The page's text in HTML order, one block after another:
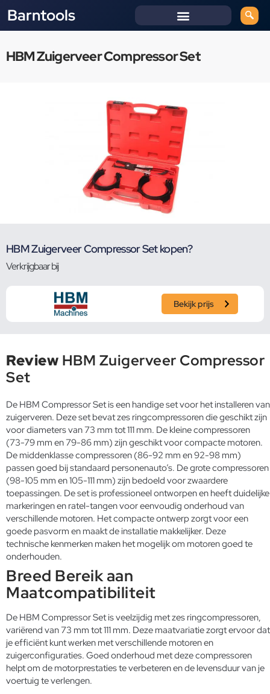
Barntools
HBM Zuigerveer Compressor Set
HBM Zuigerveer Compressor Set kopen?
Verkrijgbaar bij
Bekijk prijs
Review HBM Zuigerveer Compressor
Set
De HBM Compressor Set is een handige set voor het installeren van
zuigerveren. Deze set bevat zes ringcompressoren die geschikt zijn
voor diameters van 73 mm tot 111 mm. De kleine compressoren
(73-79 mm en 79-86 mm) zijn geschikt voor compacte motoren.
De middenklasse compressoren (86-92 mm en 92-98 mm)
passen goed bij standaard personenauto’s. De grote compressoren
(98-105 mm en 105-111 mm) zijn bedoeld voor zwaardere
toepassingen. De set is professioneel ontworpen en heeft duidelijke
markeringen en ratel-tangen voor eenvoudig onderhoud van
verschillende motoren. Het compacte ontwerp zorgt voor een
goede pasvorm en maakt de installatie makkelijker. Deze
technische kenmerken maken het mogelijk om motoren goed te
onderhouden.
Breed Bereik aan
Maatcompatibiliteit
De HBM Compressor Set is veelzijdig met zes ringcompressoren,
variërend van 73 mm tot 111 mm. Deze maatvariatie zorgt ervoor dat
je efficiënt kunt werken met verschillende motoren en
zuigerconfiguraties. Goed onderhoud met deze compressoren
helpt om de motorprestaties te verbeteren en de levensduur van je
voertuig te verlengen.